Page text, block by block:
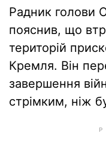
Радник голови
пояснив, що
територій
Кремля. Він
завершення
стрімким, ніж